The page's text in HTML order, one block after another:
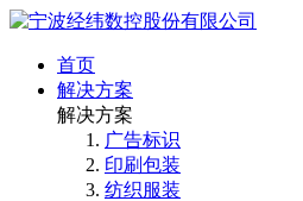
首页
解决方案
解决方案
广告标识
印刷包装
纺织服装